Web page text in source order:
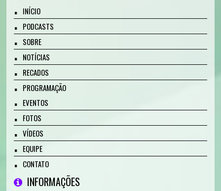
INÍCIO
PODCASTS
SOBRE
NOTÍCIAS
RECADOS
PROGRAMAÇÃO
EVENTOS
FOTOS
VÍDEOS
EQUIPE
CONTATO
INFORMAÇÕES